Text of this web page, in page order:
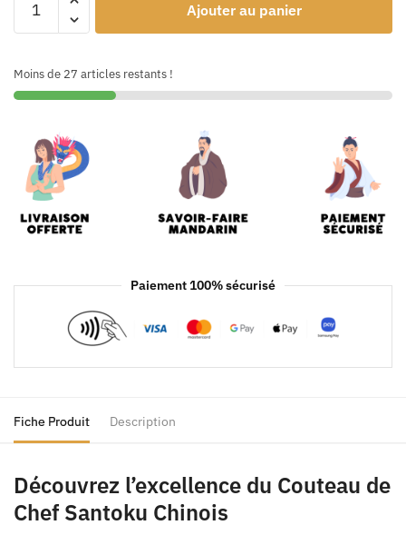
Ajouter au panier
Moins de 27 articles restants !
Paiement 100% sécurisé
Fiche Produit Description
Découvrez l’excellence du Couteau de
Chef Santoku Chinois